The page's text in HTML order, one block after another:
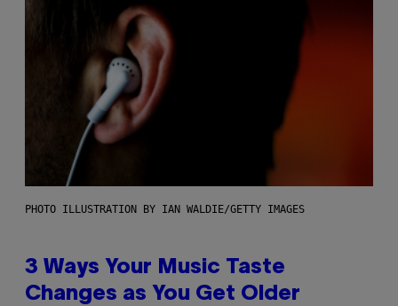
PHOTO ILLUSTRATION BY IAN WALDIE/GETTY IMAGES
3 Ways Your Music Taste
Changes as You Get Older